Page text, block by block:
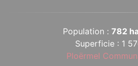
Population : 782
Superficie : 1
Ploërmel